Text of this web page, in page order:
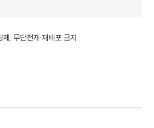
. 무단전재·재배포 금지